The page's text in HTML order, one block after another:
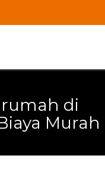
di
Murah